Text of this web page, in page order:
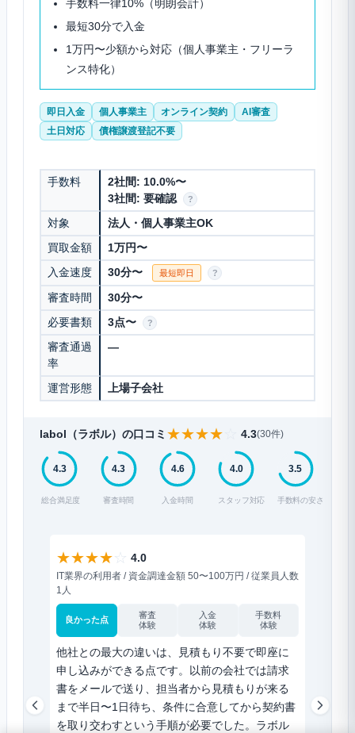
手数料一律10%（明朗会計）
最短30分で入金
1万円〜少額から対応（個人事業主・フリーラ
ンス特化）
即日入金 個人事業主 オンライン契約
AI審査
土日対応
債権譲渡登記不要
手数料
2社間: 10.0%〜
3社間: 要確認
?
対象
法人・個人事業主OK
買取金額
1万円〜
入金速度
30分〜 最短即日 ?
審査時間
30分〜
必要書類
3点〜 ?
審査通過
率
—
運営形態 上場子会社
labol（ラボル）の口コミ ★★★★ 4.3(30件)
4.3
総合満足度
4.3
審査時間
4.6
入金時間
4.0
スタッフ対応
3.5
手数料の安さ
★★★★☆ 4.0
IT業界の利用者 / 資金調達金額 50〜100万円 / 従業員人数
1人
良かった点
審査
体験
入金
体験
手数料
体験
他社との最大の違いは、見積もり不要で即座に
申し込みができる点です。以前の会社では請求
書をメールで送り、担当者から見積もりが来る
まで半日〜1日待ち、条件に合意してから契約書
を取り交わすという手順が必要でした。ラボル
に連絡